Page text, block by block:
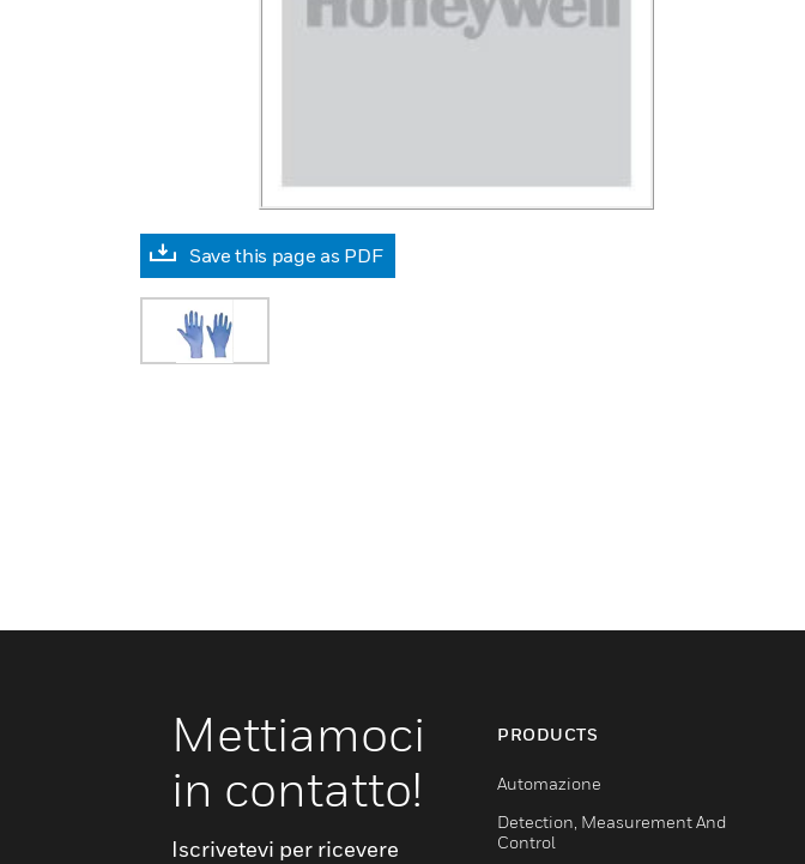
Save this page as PDF
Mettiamoci
in contatto!
Iscrivetevi per ricevere
PRODUCTS
Automazione
Detection, Measurement And
Control